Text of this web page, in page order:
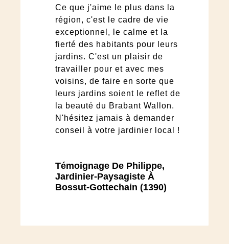
Ce que j'aime le plus dans la
région, c'est le cadre de vie
exceptionnel, le calme et la
fierté des habitants pour leurs
jardins. C'est un plaisir de
travailler pour et avec mes
voisins, de faire en sorte que
leurs jardins soient le reflet de
la beauté du Brabant Wallon.
N'hésitez jamais à demander
conseil à votre jardinier local !
Témoignage De Philippe,
Jardinier-Paysagiste À
Bossut-Gottechain (1390)